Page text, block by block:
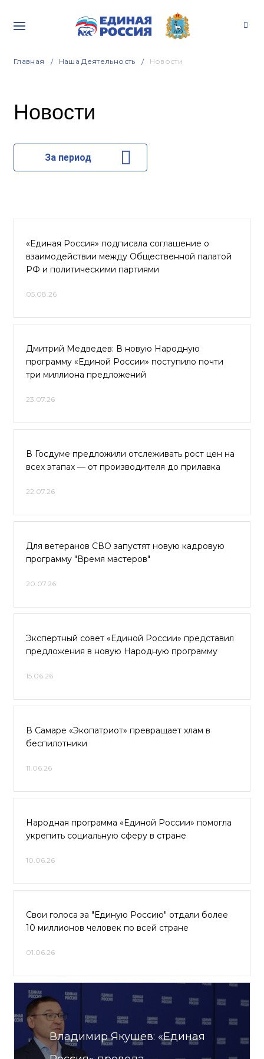
Главная Наша Деятельность Новости
Новости
За период
«Единая Россия» подписала соглашение о
взаимодействии между Общественной палатой
РФ и политическими партиями
05.08.26
Дмитрий Медведев: В новую Народную
программу «Единой России» поступило почти
три миллиона предложений
23.07.26
В Госдуме предложили отслеживать рост цен на
всех этапах — от производителя до прилавка
22.07.26
Для ветеранов СВО запустят новую кадровую
программу "Время мастеров"
20.07.26
Экспертный совет «Единой России» представил
предложения в новую Народную программу
15.06.26
В Самаре «Экопатриот» превращает хлам в
беспилотники
11.06.26
Народная программа «Единой России» помогла
укрепить социальную сферу в стране
10.06.26
Свои голоса за "Единую Россию" отдали более
10 миллионов человек по всей стране
01.06.26
Владимир Якушев: «Единая